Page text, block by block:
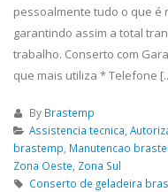
pessoalmente tudo o que é
garantindo assim a total
trabalho. Conserto com
que mais utiliza * Telefone
By Brastemp
Assistencia tecnica,
brastemp, Manutencao
Zona Oeste, Zona Sul
Conserto de geladeira